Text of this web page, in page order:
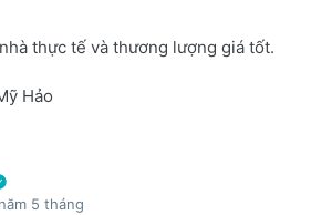
thực tế và thương lượng giá tốt.
Hảo
5 tháng